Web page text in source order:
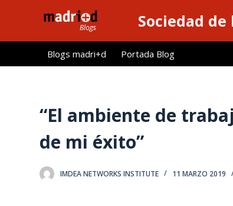
l
Sociedad
Blogs madri+d Portada Blog
“El ambiente de
de mi éxito”
IMDEA NETWORKS INSTITUTE 11 MARZO 2019